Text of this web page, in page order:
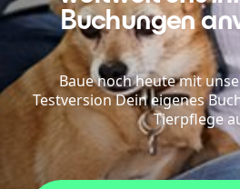
Buchungen
Baue noch heute mit
Testversion Dein eigenes
Tierpflege